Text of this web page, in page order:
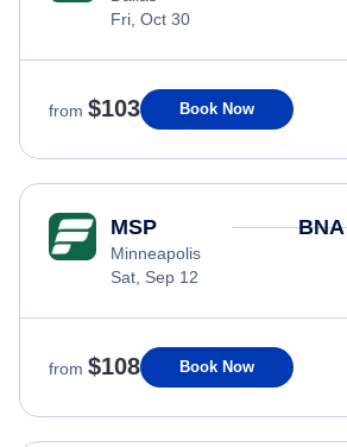
Fri, Oct 30
from $103 Book Now
MSP
Minneapolis
Sat, Sep 12
BNA
from $108 Book Now